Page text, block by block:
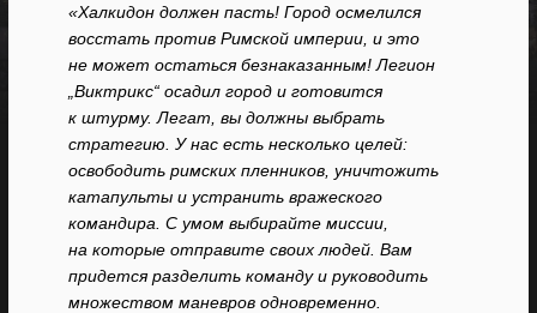
«Халкидон должен пасть! Город осмелился
восстать против Римской империи, и это
не может остаться безнаказанным! Легион
„Виктрикс“ осадил город и готовится
к штурму. Легат, вы должны выбрать
стратегию. У нас есть несколько целей:
освободить римских пленников, уничтожить
катапульты и устранить вражеского
командира. С умом выбирайте миссии,
на которые отправите своих людей. Вам
придется разделить команду и руководить
множеством маневров одновременно.